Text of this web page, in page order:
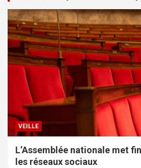
VEILLE
L’Assemblée nationale met
les réseaux sociaux